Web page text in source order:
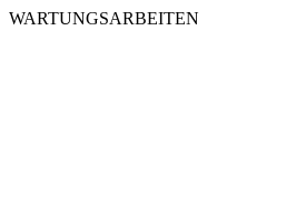
WARTUNGSARBEITEN